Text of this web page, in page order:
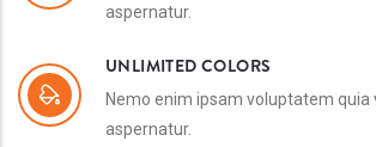
aspernatur.
UNLIMITED COLORS
Nemo enim ipsam voluptatem quia
aspernatur.